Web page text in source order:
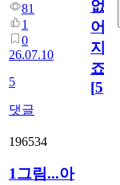
81
1
0
26.07.10
5
댓글
없
어
지
죠.?
[5]
196534
1그림...아